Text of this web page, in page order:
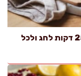
סלט כרובית השולחן משגע (מוכן ב-25 דקות לחג ולכל